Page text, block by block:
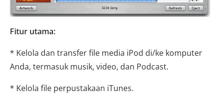
Fitur utama:
* Kelola dan transfer file media iPod di/ke komputer
Anda, termasuk musik, video, dan Podcast.
* Kelola file perpustakaan iTunes.